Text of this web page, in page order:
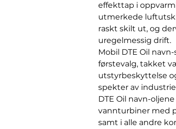
effekttap i
utmerkede
raskt skilt ut, og
uregelmessig drift.
Mobil DTE Oil
førstevalg, takket
utstyrbeskyttelse
spekter av
DTE Oil navn-
vannturbiner med
samt i alle andre